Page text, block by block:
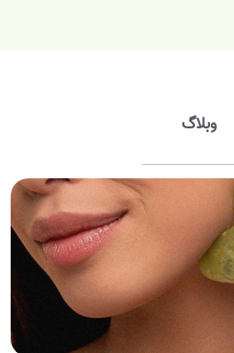
وبلاگ